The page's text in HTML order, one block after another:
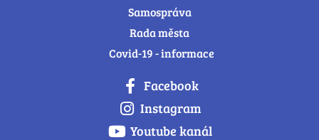
Samospráva
Rada města
Covid-19 - informace
Facebook
Instagram
Youtube kanál